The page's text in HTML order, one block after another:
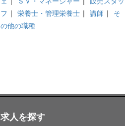
フ | 栄養士・管理栄養士| 講師 | そ
の他の職種
求人を探す